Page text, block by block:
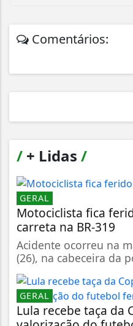
Comentários:
/ + Lidas /
GERAL
Motociclista fica
carreta na BR-319
Acidente ocorreu na
(26), na cabeceira da
GERAL
Lula recebe taça da